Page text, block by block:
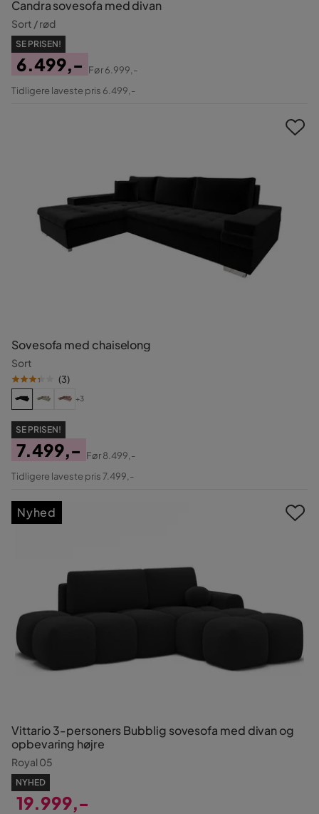
Candra sovesofa med divan
Sort / rød
SE PRISEN!
Pris
6.499,-
Original
Før6.999,-
Tidligere laveste pris 6.499,-
Sovesofa med chaiselong
Sort
(3)
+3
SE PRISEN!
Pris
7.499,-
Original
Før8.499,-
Tidligere laveste pris 7.499,-
Vittario 3-personers Bubblig sovesofa med divan og
opbevaring højre
Royal 05
NYHED
19.999,-
Nyhed